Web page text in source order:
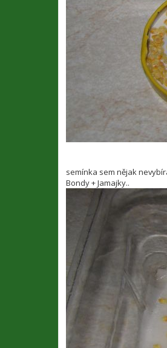
semínka sem nějak
Bondy + Jamajky..